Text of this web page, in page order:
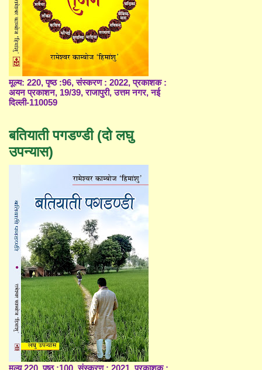
मूल्य: 220, पृष्ठ :96, संस्करण : 2022, प्रकाशक :
अयन प्रकाशन, 19/39, राजापुरी, उत्तम नगर, नई
दिल्ली-110059
बतियाती पगडण्डी (दो लघु
उपन्यास)